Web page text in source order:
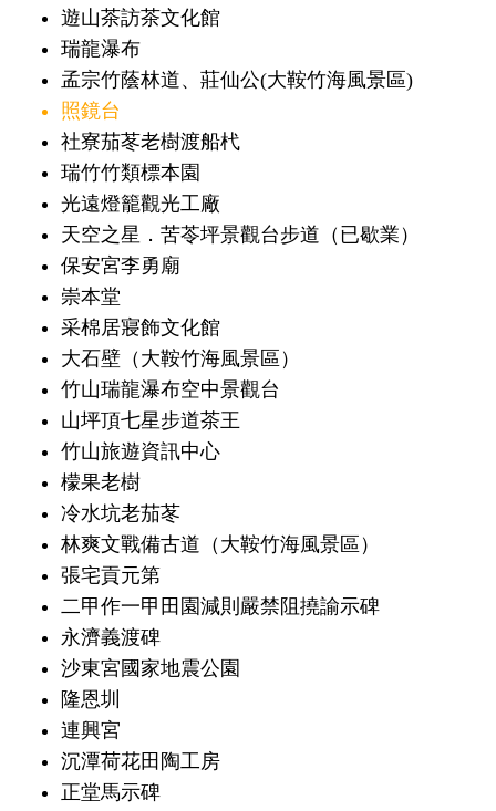
遊山茶訪茶文化館
瑞龍瀑布
孟宗竹蔭林道、莊仙公(大鞍竹海風景區)
照鏡台
社寮茄苳老樹渡船杙
瑞竹竹類標本園
光遠燈籠觀光工廠
天空之星．苦苓坪景觀台步道（已歇業）
保安宮李勇廟
崇本堂
采棉居寢飾文化館
大石壁（大鞍竹海風景區）
竹山瑞龍瀑布空中景觀台
山坪頂七星步道茶王
竹山旅遊資訊中心
檬果老樹
冷水坑老茄苳
林爽文戰備古道（大鞍竹海風景區）
張宅貢元第
二甲作一甲田園減則嚴禁阻撓諭示碑
永濟義渡碑
沙東宮國家地震公園
隆恩圳
連興宮
沉潭荷花田陶工房
正堂馬示碑